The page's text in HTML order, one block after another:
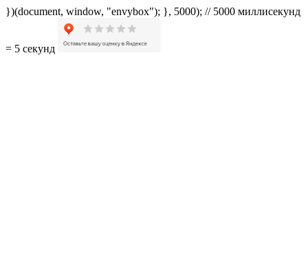
})(document, window, "envybox"); }, 5000); // 5000 миллисекунд
= 5 секунд